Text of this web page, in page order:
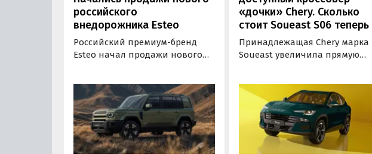
российского
внедорожника Esteo
Российский премиум-бренд
Esteo начал продажи нового
установкой последовательного
типа, уже доступна для
покупки в официальных
дилерских центрах Esteo и
через цифровые сервисы
«дочки» Chery. Сколько
стоит Soueast S06 теперь
Принадлежащая Chery марка
Soueast увеличила прямую
России на 100 тыс. рублей.
Теперь при его покупке можно
сэкономить рекордные 250 тыс.
рублей, узнали «Автоновости
дня» в ходе мониторинга